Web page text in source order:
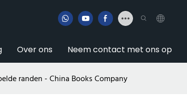
Over ons Neem contact met ons op
randen - China Books Company